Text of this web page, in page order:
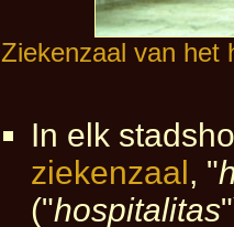
Ziekenzaal van het
In elk
ziekenzaal, "
("hospitalitas